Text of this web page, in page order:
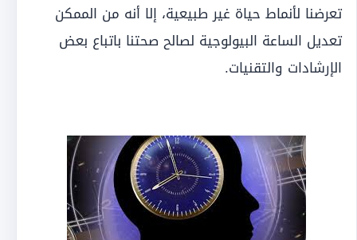
تعرضنا لأنماط حياة غير طبيعية، إلا أنه من الممكن
تعديل الساعة البيولوجية لصالح صحتنا باتباع بعض
الإرشادات والتقنيات.